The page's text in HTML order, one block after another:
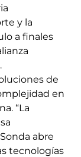
y la
a finales
de
en
“La
abre
tecnologías